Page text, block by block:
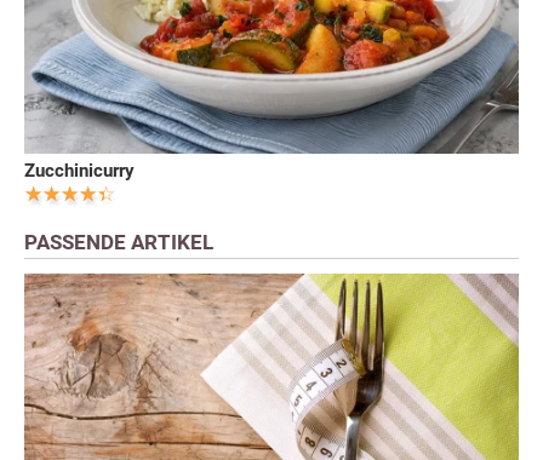
Zucchinicurry
PASSENDE ARTIKEL